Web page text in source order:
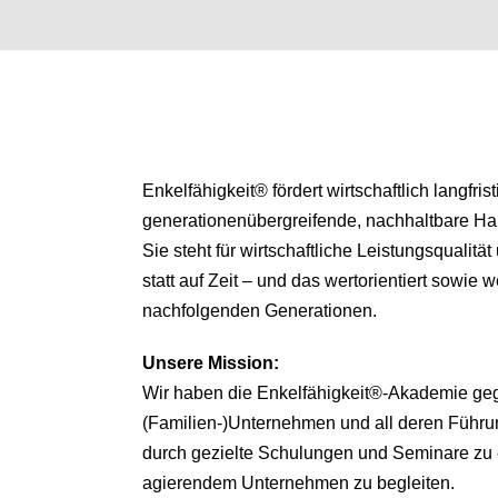
Enkelfähigkeit® fördert wirtschaftlich
generationenübergreifende, nachhaltbare
Sie steht für wirtschaftliche
statt auf Zeit – und das wertorientiert sowie
nachfolgenden Generationen.
Unsere Mission:
Wir haben die Enkelfähigkeit®-Akademie
(Familien-)Unternehmen und all deren
durch gezielte Schulungen und Seminare
agierendem Unternehmen zu begleiten.